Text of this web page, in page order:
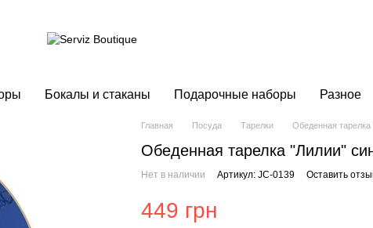
Бокалы и стаканы Подарочные наборы Разное
Главная Посуда Тарелки Обеденная
Обеденная тарелка "Лилии"
Нет в наличии Артикул: JC-0139 Оставить
449 грн